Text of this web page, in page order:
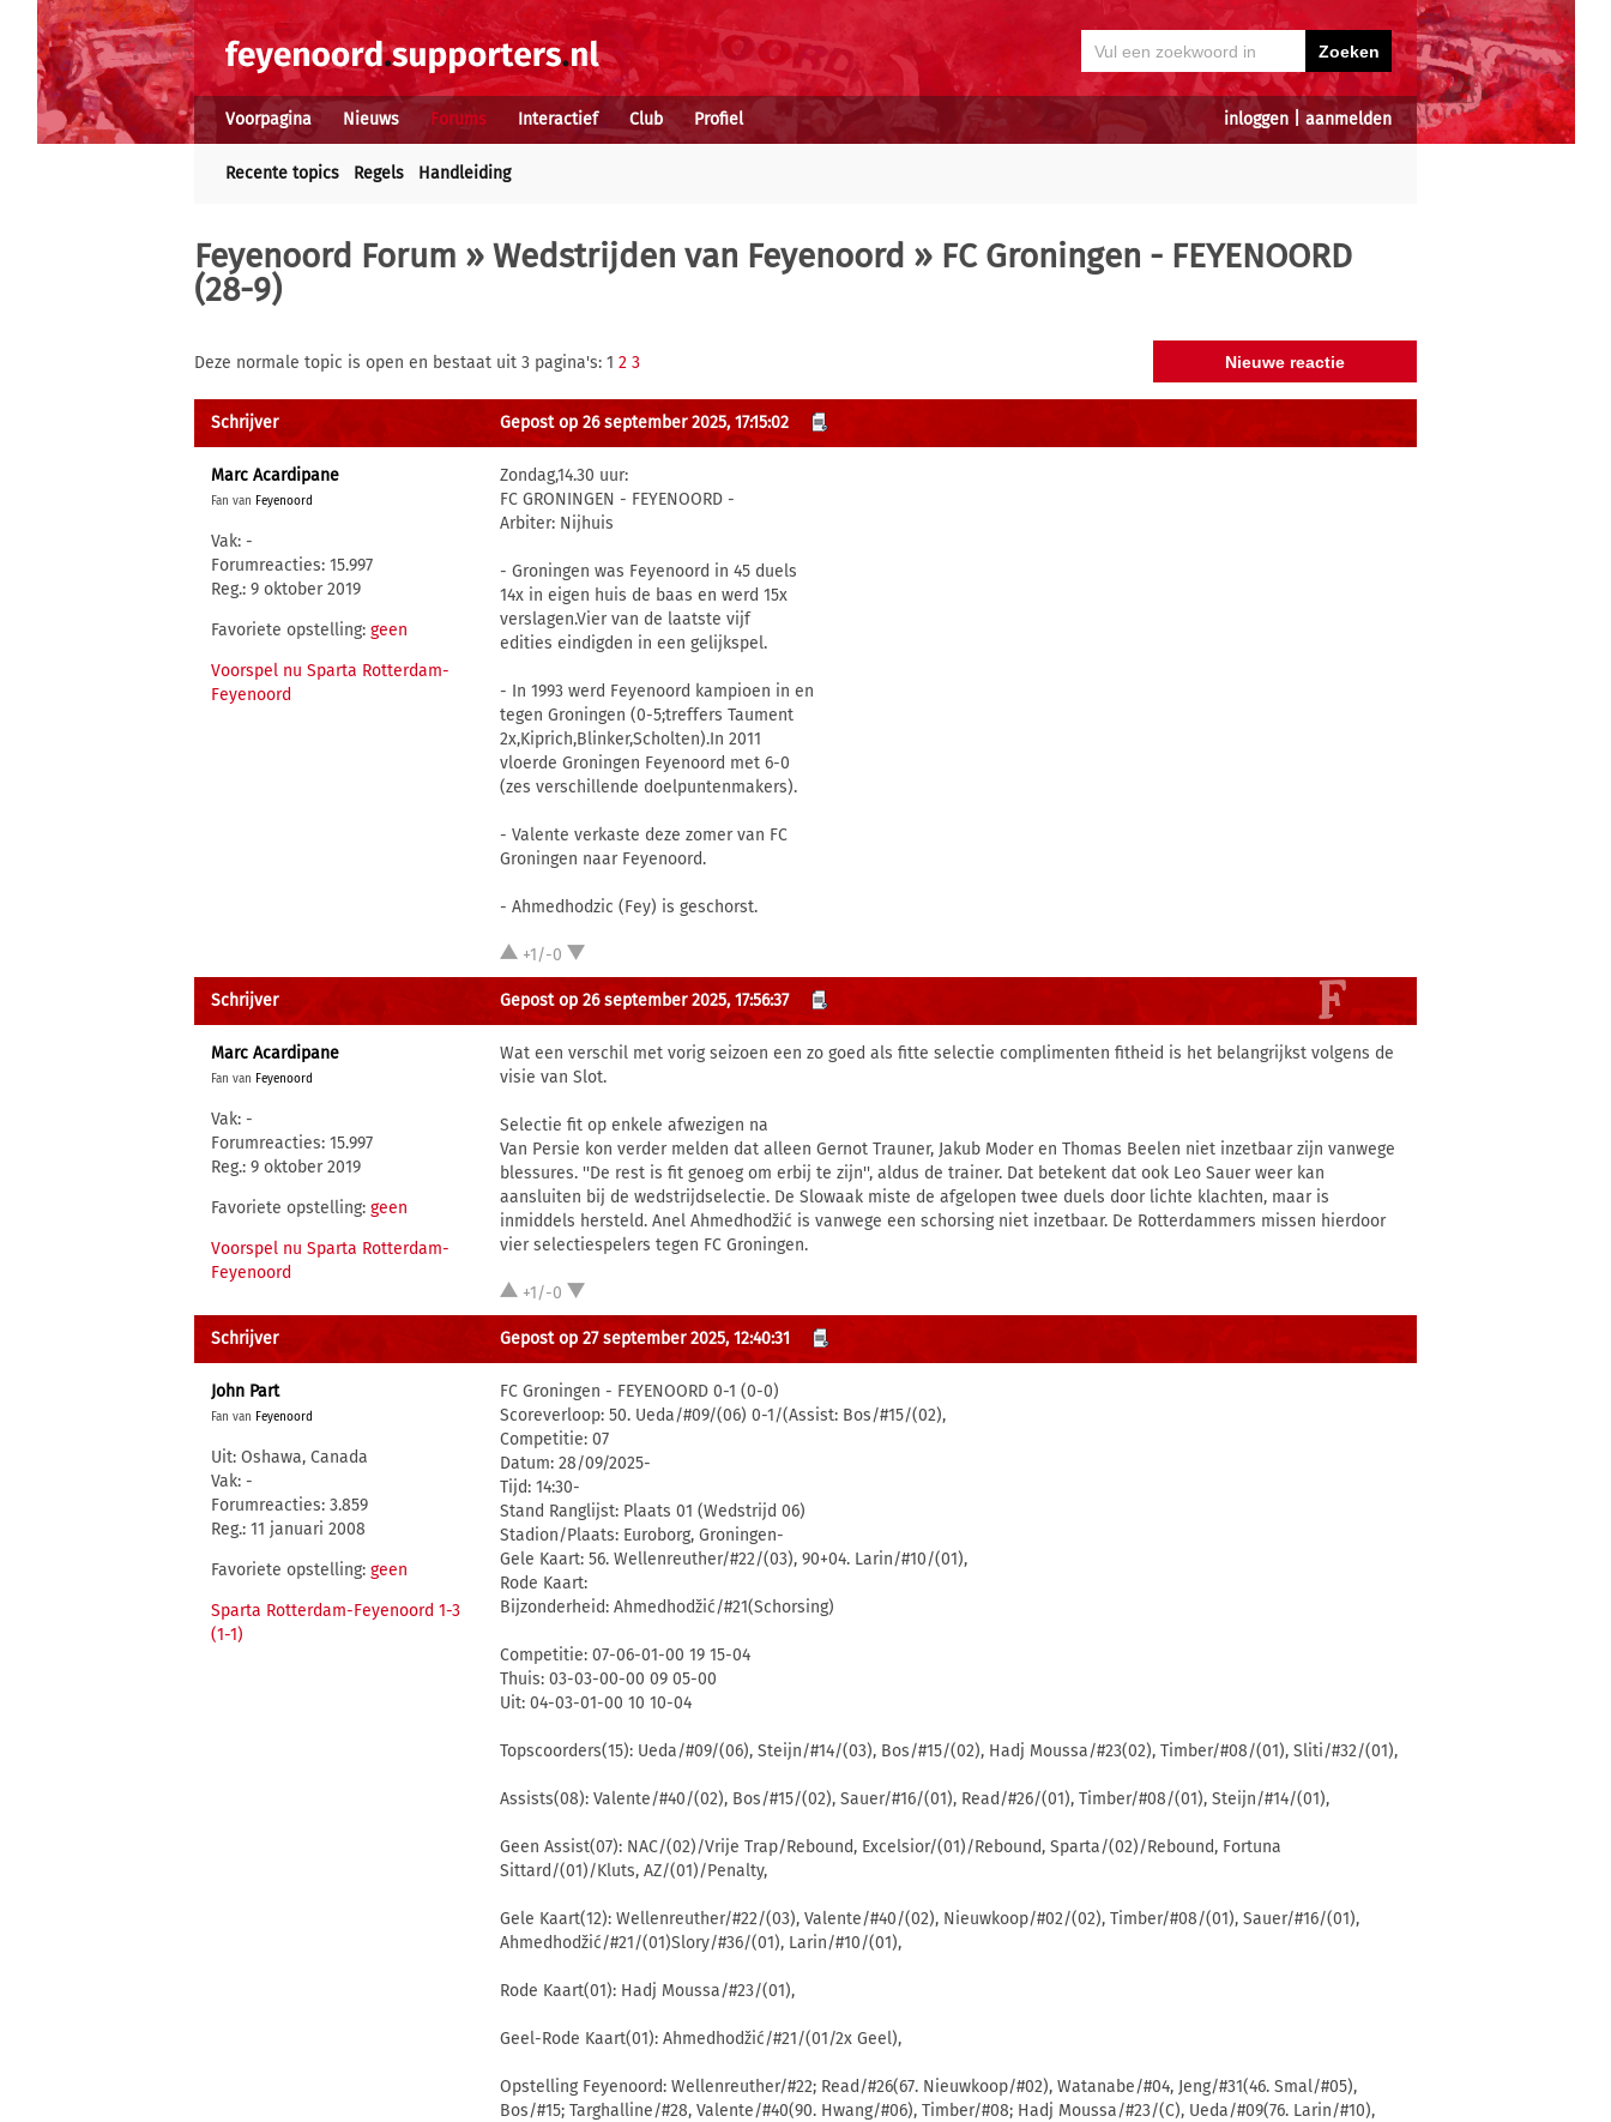
inloggen aanmelden
Voorpagina Nieuws Forums Interactief Club Profiel
Recente topics Regels Handleiding
Feyenoord Forum » Wedstrijden van Feyenoord » FC Groningen - FEYENOORD
(28-9)
Deze normale topic is open en bestaat uit 3 pagina's: 1 2 3
Schrijver Gepost op 26 september 2025, 17:15:02
Marc Acardipane
Fan van Feyenoord
Vak: -
Forumreacties: 15.997
Reg.: 9 oktober 2019
Favoriete opstelling: geen
Voorspel nu Sparta Rotterdam-
Feyenoord
Zondag,14.30 uur:
FC GRONINGEN - FEYENOORD -
Arbiter: Nijhuis
- Groningen was Feyenoord in 45 duels
14x in eigen huis de baas en werd 15x
verslagen.Vier van de laatste vijf
edities eindigden in een gelijkspel.
- In 1993 werd Feyenoord kampioen in en
tegen Groningen (0-5;treffers Taument
2x,Kiprich,Blinker,Scholten).In 2011
vloerde Groningen Feyenoord met 6-0
(zes verschillende doelpuntenmakers).
- Valente verkaste deze zomer van FC
Groningen naar Feyenoord.
- Ahmedhodzic (Fey) is geschorst.
+1/-0
Schrijver Gepost op 26 september 2025, 17:56:37
Marc Acardipane
Fan van Feyenoord
Vak: -
Forumreacties: 15.997
Reg.: 9 oktober 2019
Favoriete opstelling: geen
Voorspel nu Sparta Rotterdam-
Feyenoord
Wat een verschil met vorig seizoen een zo goed als fitte selectie complimenten fitheid is het belangrijkst volgens de
visie van Slot.
Selectie fit op enkele afwezigen na
Van Persie kon verder melden dat alleen Gernot Trauner, Jakub Moder en Thomas Beelen niet inzetbaar zijn vanwege
blessures. ''De rest is fit genoeg om erbij te zijn'', aldus de trainer. Dat betekent dat ook Leo Sauer weer kan
aansluiten bij de wedstrijdselectie. De Slowaak miste de afgelopen twee duels door lichte klachten, maar is
inmiddels hersteld. Anel Ahmedhodžić is vanwege een schorsing niet inzetbaar. De Rotterdammers missen hierdoor
vier selectiespelers tegen FC Groningen.
+1/-0
Schrijver Gepost op 27 september 2025, 12:40:31
John Part
Fan van Feyenoord
Uit: Oshawa, Canada
Vak: -
Forumreacties: 3.859
Reg.: 11 januari 2008
Favoriete opstelling: geen
Sparta Rotterdam-Feyenoord 1-3
(1-1)
FC Groningen - FEYENOORD 0-1 (0-0)
Scoreverloop: 50. Ueda/#09/(06) 0-1/(Assist: Bos/#15/(02),
Competitie: 07
Datum: 28/09/2025-
Tijd: 14:30-
Stand Ranglijst: Plaats 01 (Wedstrijd 06)
Stadion/Plaats: Euroborg, Groningen-
Gele Kaart: 56. Wellenreuther/#22/(03), 90+04. Larin/#10/(01),
Rode Kaart:
Bijzonderheid: Ahmedhodžić/#21(Schorsing)
Competitie: 07-06-01-00 19 15-04
Thuis: 03-03-00-00 09 05-00
Uit: 04-03-01-00 10 10-04
Topscoorders(15): Ueda/#09/(06), Steijn/#14/(03), Bos/#15/(02), Hadj Moussa/#23(02), Timber/#08/(01), Sliti/#32/(01),
Assists(08): Valente/#40/(02), Bos/#15/(02), Sauer/#16/(01), Read/#26/(01), Timber/#08/(01), Steijn/#14/(01),
Geen Assist(07): NAC/(02)/Vrije Trap/Rebound, Excelsior/(01)/Rebound, Sparta/(02)/Rebound, Fortuna
Sittard/(01)/Kluts, AZ/(01)/Penalty,
Gele Kaart(12): Wellenreuther/#22/(03), Valente/#40/(02), Nieuwkoop/#02/(02), Timber/#08/(01), Sauer/#16/(01),
Ahmedhodžić/#21/(01)Slory/#36/(01), Larin/#10/(01),
Rode Kaart(01): Hadj Moussa/#23/(01),
Geel-Rode Kaart(01): Ahmedhodžić/#21/(01/2x Geel),
Opstelling Feyenoord: Wellenreuther/#22; Read/#26(67. Nieuwkoop/#02), Watanabe/#04, Jeng/#31(46. Smal/#05),
Bos/#15; Targhalline/#28, Valente/#40(90. Hwang/#06), Timber/#08; Hadj Moussa/#23/(C), Ueda/#09(76. Larin/#10),